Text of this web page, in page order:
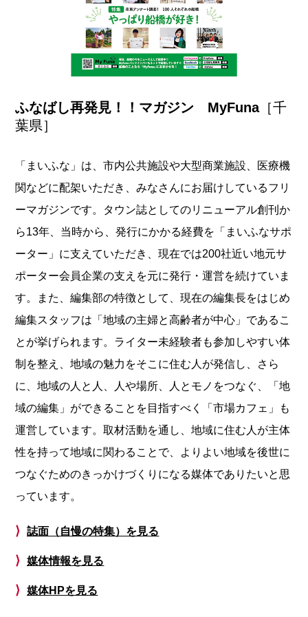
ふなばし再発見！！マガジン MyFuna［千
葉県］
「まいふな」は、市内公共施設や大型商業施設、医療機
関などに配架いただき、みなさんにお届けしているフリ
ーマガジンです。タウン誌としてのリニューアル創刊か
ら13年、当時から、発行にかかる経費を「まいふなサポ
ーター」に支えていただき、現在では200社近い地元サ
ポーター会員企業の支えを元に発行・運営を続けていま
す。また、編集部の特徴として、現在の編集長をはじめ
編集スタッフは「地域の主婦と高齢者が中心」であるこ
とが挙げられます。ライター未経験者も参加しやすい体
制を整え、地域の魅力をそこに住む人が発信し、さら
に、地域の人と人、人や場所、人とモノをつなぐ、「地
域の編集」ができることを目指すべく「市場カフェ」も
運営しています。取材活動を通し、地域に住む人が主体
性を持って地域に関わることで、よりよい地域を後世に
つなぐためのきっかけづくりになる媒体でありたいと思
っています。
⟩ 誌面（自慢の特集）を見る
⟩ 媒体情報を見る
⟩ 媒体HPを見る